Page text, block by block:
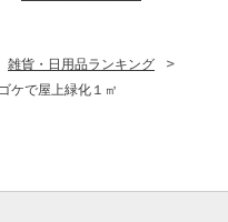
雑貨・日用品ランキング
ケで屋上緑化１㎡